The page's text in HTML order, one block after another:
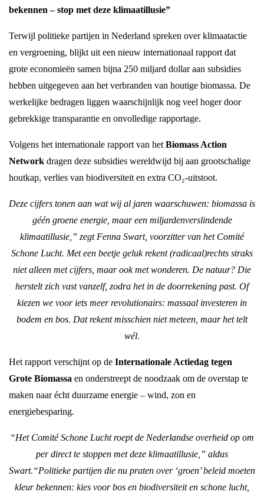
bekennen – stop met deze klimaatillusie”
Terwijl politieke partijen in Nederland spreken over klimaatactie
en vergroening, blijkt uit een nieuw internationaal rapport dat
grote economieën samen bijna 250 miljard dollar aan subsidies
hebben uitgegeven aan het verbranden van houtige biomassa. De
werkelijke bedragen liggen waarschijnlijk nog veel hoger door
gebrekkige transparantie en onvolledige rapportage.
Volgens het internationale rapport van het Biomass Action
Network dragen deze subsidies wereldwijd bij aan grootschalige
houtkap, verlies van biodiversiteit en extra CO₂-uitstoot.
Deze cijfers tonen aan wat wij al jaren waarschuwen: biomassa is
géén groene energie, maar een miljardenverslindende
klimaatillusie,” zegt Fenna Swart, voorzitter van het Comité
Schone Lucht. Met een beetje geluk rekent (radicaal)rechts straks
niet alleen met cijfers, maar ook met wonderen. De natuur? Die
herstelt zich vast vanzelf, zodra het in de doorrekening past. Of
kiezen we voor iets meer revolutionairs: massaal investeren in
bodem en bos. Dat rekent misschien niet meteen, maar het telt
wél.
Het rapport verschijnt op de Internationale Actiedag tegen
Grote Biomassa en onderstreept de noodzaak om de overstap te
maken naar écht duurzame energie – wind, zon en
energiebesparing.
“Het Comité Schone Lucht roept de Nederlandse overheid op om
per direct te stoppen met deze klimaatillusie,” aldus
Swart.“Politieke partijen die nu praten over ‘groen’ beleid moeten
kleur bekennen: kies voor bos en biodiversiteit en schone lucht,